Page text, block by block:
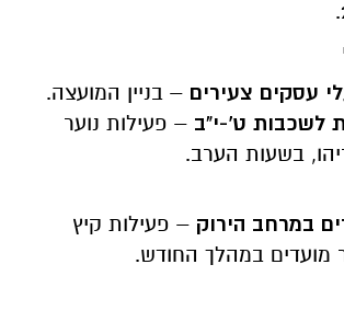
עסקים צעירים – בניין המועצה.
לשכבות ט'-י"ב – פעילות נוער
בשעות הערב.
במרחב הירוק – פעילות קיץ
מועדים במהלך החודש.